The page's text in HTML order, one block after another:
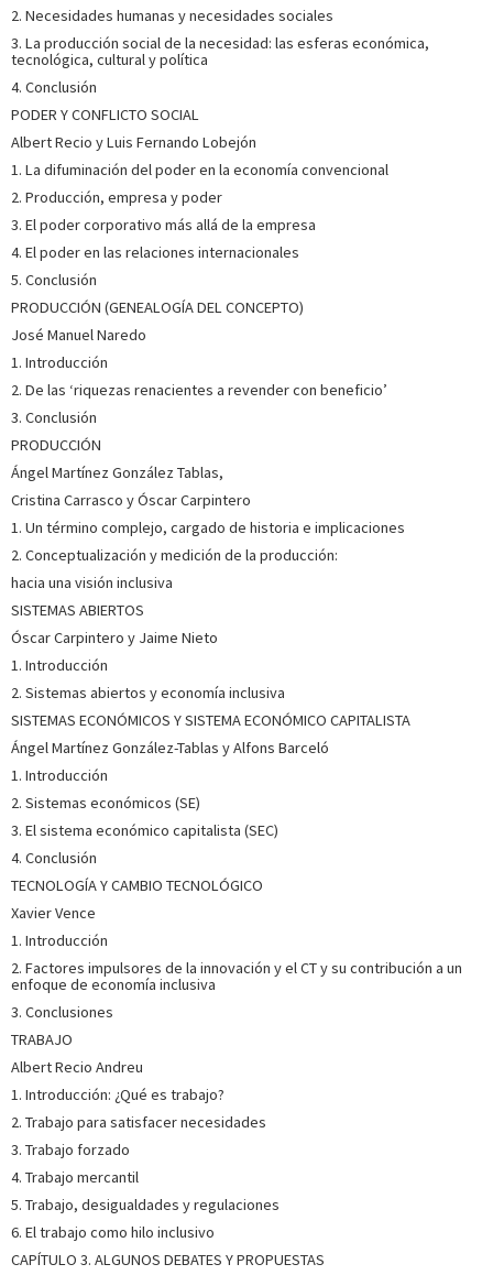
Ver más sobre el autor
SOBRE JORGE SOLA (ESCRITOR)
Es profesor en el Departamento de Sociología: Metodología
y Teoría de la Universidad Complutense de Madrid. Sus
principales áreas de interés son la sociología económica, la
sociología política y la teoría social; su investigación ha
girado en torno a la precarización del mercado ...
SOBRE XAVIER VENCE (ESCRITOR)
Catedrático de Economía Aplicada de la Univesidad de
Santiago de Compostela. Coordinador del Grupo ICEDE y
con numerosas publicaciones sobre cambio estructural, la
innovación y su dimensión territorial (sistemas de
SOBRE PALOMA VILLANUEVA (ESCRITORA)
Profesora ayudante doctora en el Departamento de
Economía Aplicada, Estructura e Historia en la Universidad
Structural Transformations in Spain and the European
Union. Su principal línea de investigación actual se centra la
SOBRE JON BERNAT ZUBIRI (ESCRITOR)
Profesor agregado de Economía Aplicada de la Facultad de
Relaciones Laborales de la Universidad del País Vasco (EHU).
Alpes. Sus investigaciones se han centrado desde hace una
década en las políticas de reducción del tiemp...
sobre el autor
Vasco (EHU) de 1988 a 2022. Lleva una década investigando
y publicando sobre la reducción de la jornada laboral,
medidas que apunten a este horizonte.
2. Necesidades humanas y necesidades sociales
3. La producción social de la necesidad: las esferas económica,
tecnológica, cultural y política
4. Conclusión
PODER Y CONFLICTO SOCIAL
Albert Recio y Luis Fernando Lobejón
1. La difuminación del poder en la economía convencional
2. Producción, empresa y poder
3. El poder corporativo más allá de la empresa
4. El poder en las relaciones internacionales
5. Conclusión
PRODUCCIÓN (GENEALOGÍA DEL CONCEPTO)
José Manuel Naredo
1. Introducción
2. De las ‘riquezas renacientes a revender con beneficio’
3. Conclusión
PRODUCCIÓN
Ángel Martínez González Tablas,
Cristina Carrasco y Óscar Carpintero
1. Un término complejo, cargado de historia e implicaciones
2. Conceptualización y medición de la producción:
hacia una visión inclusiva
SISTEMAS ABIERTOS
Óscar Carpintero y Jaime Nieto
1. Introducción
2. Sistemas abiertos y economía inclusiva
SISTEMAS ECONÓMICOS Y SISTEMA ECONÓMICO CAPITALISTA
Ángel Martínez González-Tablas y Alfons Barceló
1. Introducción
2. Sistemas económicos (SE)
3. El sistema económico capitalista (SEC)
4. Conclusión
TECNOLOGÍA Y CAMBIO TECNOLÓGICO
Xavier Vence
1. Introducción
2. Factores impulsores de la innovación y el CT y su contribución a un
enfoque de economía inclusiva
3. Conclusiones
TRABAJO
Albert Recio Andreu
1. Introducción: ¿Qué es trabajo?
2. Trabajo para satisfacer necesidades
3. Trabajo forzado
4. Trabajo mercantil
5. Trabajo, desigualdades y regulaciones
6. El trabajo como hilo inclusivo
CAPÍTULO 3. ALGUNOS DEBATES Y PROPUESTAS